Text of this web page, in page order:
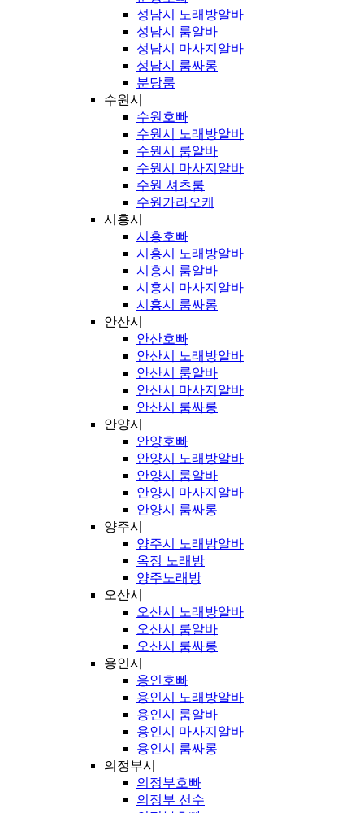
성남시 노래방알바
성남시 룸알바
성남시 마사지알바
성남시 룸싸롱
분당룸
수원시
수원호빠
수원시 노래방알바
수원시 룸알바
수원시 마사지알바
수원 셔츠룸
수원가라오케
시흥시
시흥호빠
시흥시 노래방알바
시흥시 룸알바
시흥시 마사지알바
시흥시 룸싸롱
안산시
안산호빠
안산시 노래방알바
안산시 룸알바
안산시 마사지알바
안산시 룸싸롱
안양시
안양호빠
안양시 노래방알바
안양시 룸알바
안양시 마사지알바
안양시 룸싸롱
양주시
양주시 노래방알바
옥정 노래방
양주노래방
오산시
오산시 노래방알바
오산시 룸알바
오산시 룸싸롱
용인시
용인호빠
용인시 노래방알바
용인시 룸알바
용인시 마사지알바
용인시 룸싸롱
의정부시
의정부호빠
의정부 선수